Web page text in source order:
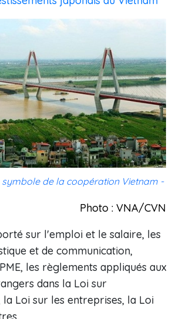
symbole de la coopération Vietnam -
Photo : VNA/CVN
sur l'emploi et le salaire, les
et de communication,
les règlements appliqués aux
dans la Loi sur
la Loi sur les entreprises, la Loi